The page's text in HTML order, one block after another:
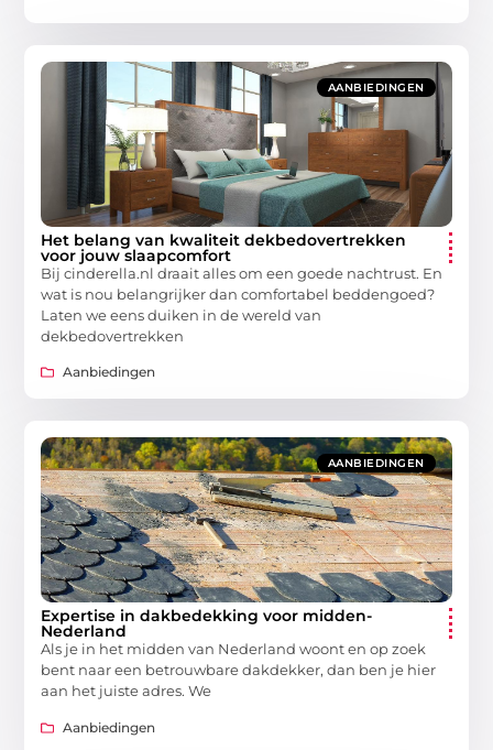
AANBIEDINGEN
Het belang van kwaliteit dekbedovertrekken
voor jouw slaapcomfort
Bij cinderella.nl draait alles om een goede nachtrust. En
wat is nou belangrijker dan comfortabel beddengoed?
Laten we eens duiken in de wereld van
dekbedovertrekken
Aanbiedingen
AANBIEDINGEN
Expertise in dakbedekking voor midden-
Nederland
Als je in het midden van Nederland woont en op zoek
bent naar een betrouwbare dakdekker, dan ben je hier
aan het juiste adres. We
Aanbiedingen